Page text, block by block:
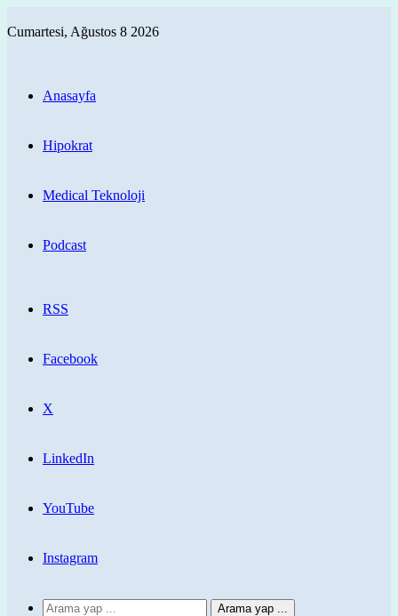
Cumartesi, Ağustos 8 2026
Anasayfa
Hipokrat
Medical Teknoloji
Podcast
RSS
Facebook
X
LinkedIn
YouTube
Instagram
Arama yap ...